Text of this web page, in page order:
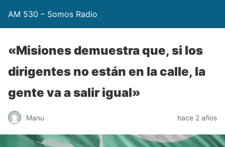
AM 530 – Somos Radio
«Misiones demuestra que, si los
dirigentes no están en la calle, la
gente va a salir igual»
Manu hace 2 años